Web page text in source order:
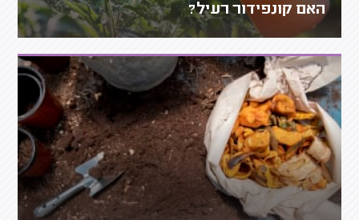
האם קונפידור רעיל?